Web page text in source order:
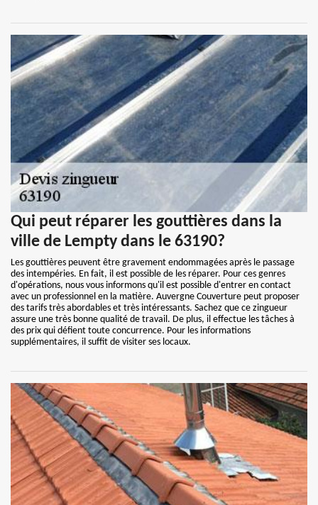
Qui peut réparer les gouttières dans la
ville de Lempty dans le 63190?
Les gouttières peuvent être gravement endommagées après le passage
des intempéries. En fait, il est possible de les réparer. Pour ces genres
d'opérations, nous vous informons qu'il est possible d'entrer en contact
avec un professionnel en la matière. Auvergne Couverture peut proposer
des tarifs très abordables et très intéressants. Sachez que ce zingueur
assure une très bonne qualité de travail. De plus, il effectue les tâches à
des prix qui défient toute concurrence. Pour les informations
supplémentaires, il suffit de visiter ses locaux.